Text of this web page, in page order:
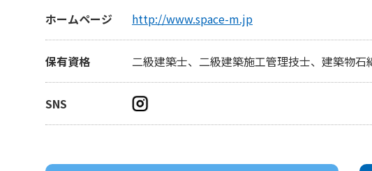
ホームページ http://www.space-m.jp
保有資格 二級建築士、二級建築施工管理技士、建築物石
SNS